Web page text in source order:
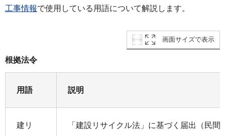
工事情報で使用している用語について解説します。
画面サイズで表示
根拠法令
用語 説明
建リ 「建設リサイクル法」に基づく届出（民間